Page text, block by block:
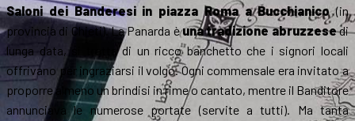
Saloni dei Banderesi in piazza Roma a Bucchianico(in
provincia di Chieti). La Panarda èuna tradizione abruzzesedi
lunga data, si tratta di un ricco banchetto che i signori locali
offrivano per ingraziarsi il volgo. Ogni commensale era invitato a
proporre almeno un brindisi in rime o cantato, mentre il Banditore
annunciava le numerose portate (servite a tutti). Ma tanta